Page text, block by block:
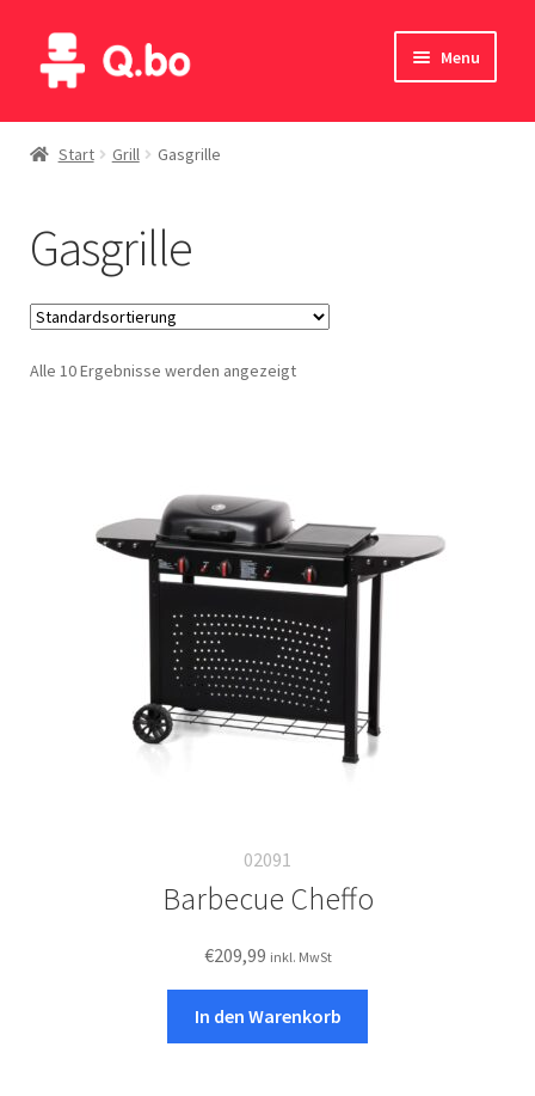
Skip
to
Skip
to
Menu
Home
Produkte
Katalog
Kontakte
Start Grill Gasgrille
Gasgrille
Alle 10 Ergebnisse werden angezeigt
02091
Barbecue Cheffo
€209,99 inkl. MwSt
In den Warenkorb